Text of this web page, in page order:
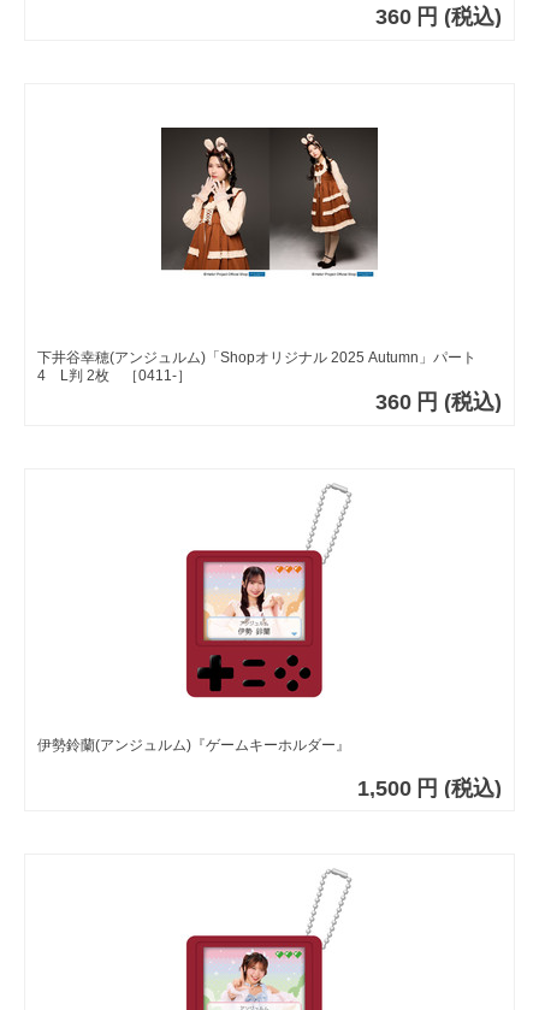
360 円 (税込)
下井谷幸穂(アンジュルム)「Shopオリジナル 2025 Autumn」パート
4 L判 2枚 ［0411-］
360 円 (税込)
伊勢鈴蘭(アンジュルム)『ゲームキーホルダー』
1,500 円 (税込)